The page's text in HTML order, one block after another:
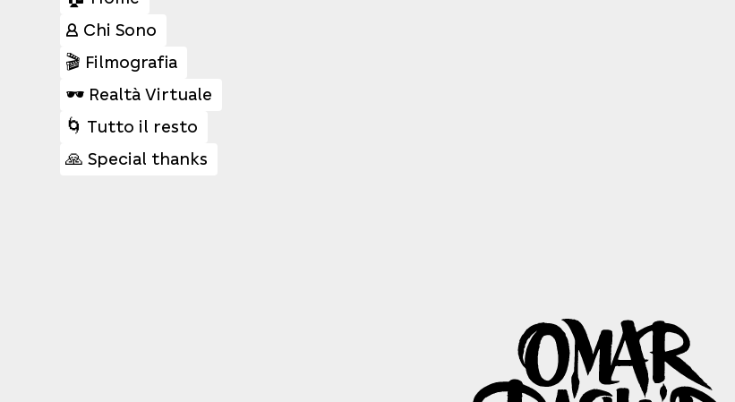
👤 Chi Sono
🎬 Filmografia
🕶️ Realtà Virtuale
🌀 Tutto il resto
🙏 Special thanks